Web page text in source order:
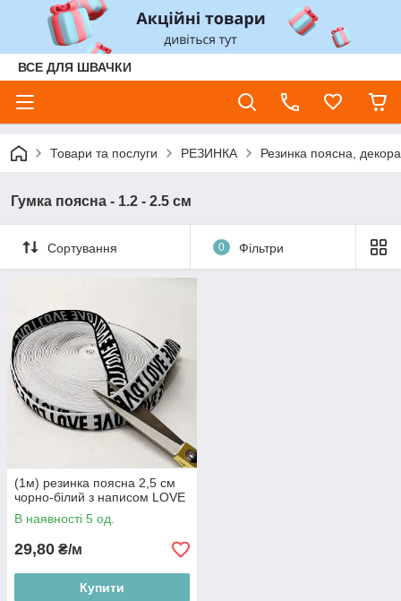
ВСЕ ДЛЯ ШВАЧКИ
Товари та послуги РЕЗИНКА Резинка поясна,
Гумка поясна - 1.2 - 2.5 см
Сортування 0 Фільтри
(1м) резинка поясна 2,5 см
чорно-білий з написом LOVE
В наявності 5 од.
29,80 ₴/м
Купити